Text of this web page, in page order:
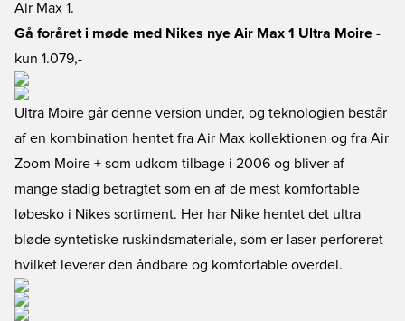
Air Max 1.
Gå foråret i møde med Nikes nye Air Max 1 Ultra Moire -
kun 1.079,-
Ultra Moire går denne version under, og teknologien består
af en kombination hentet fra Air Max kollektionen og fra Air
Zoom Moire + som udkom tilbage i 2006 og bliver af
mange stadig betragtet som en af de mest komfortable
løbesko i Nikes sortiment. Her har Nike hentet det ultra
bløde syntetiske ruskindsmateriale, som er laser perforeret
hvilket leverer den åndbare og komfortable overdel.